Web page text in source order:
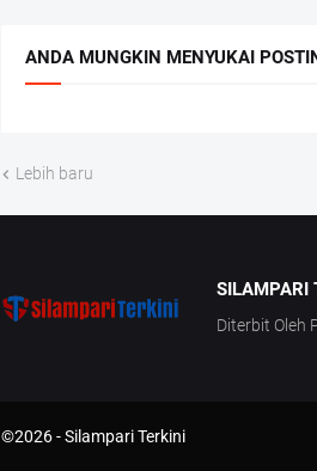
ANDA MUNGKIN MENYUKAI
Lebih baru
SILAMPARI
Diterbit Oleh
©2026 -Silampari Terkini